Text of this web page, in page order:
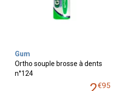
Gum
Ortho souple brosse à dents
n°124
€95